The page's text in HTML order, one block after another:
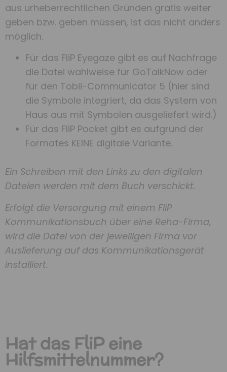
aus urheberrechtlichen Gründen gratis weiter
geben bzw. geben müssen, ist das nicht anders
möglich.
Für das FliP Eyegaze gibt es auf Nachfrage
die Datei wahlweise für GoTalkNow oder
für den Tobii-Communicator 5 (hier sind
die Symbole integriert, da das System von
Haus aus mit Symbolen ausgeliefert wird.)
Für das FliP Pocket gibt es aufgrund der
Formates KEINE digitale Variante.
Ein Schreiben mit den Links zu den digitalen
Dateien werden mit dem Buch verschickt.
Erfolgt die Versorgung mit einem FliP
Kommunikationsbuch über eine Reha-Firma,
wird die Datei von der jeweiligen Firma vor
Auslieferung auf das Kommunikationsgerät
installiert.
Hat das FliP eine
Hilfsmittelnummer?